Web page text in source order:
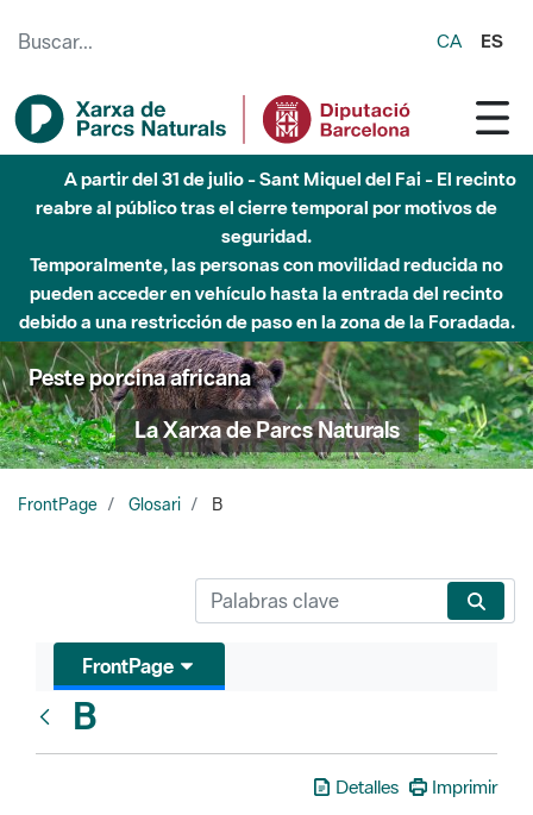
CA ES
A partir del 31 de julio - Sant Miquel del Fai - El recinto
reabre al público tras el cierre temporal por motivos de
seguridad.
Temporalmente, las personas con movilidad reducida no
pueden acceder en vehículo hasta la entrada del recinto
debido a una restricción de paso en la zona de la Foradada.
Peste porcina africana
La Xarxa de Parcs Naturals
FrontPage Glosari B
FrontPage
B
Detalles Imprimir